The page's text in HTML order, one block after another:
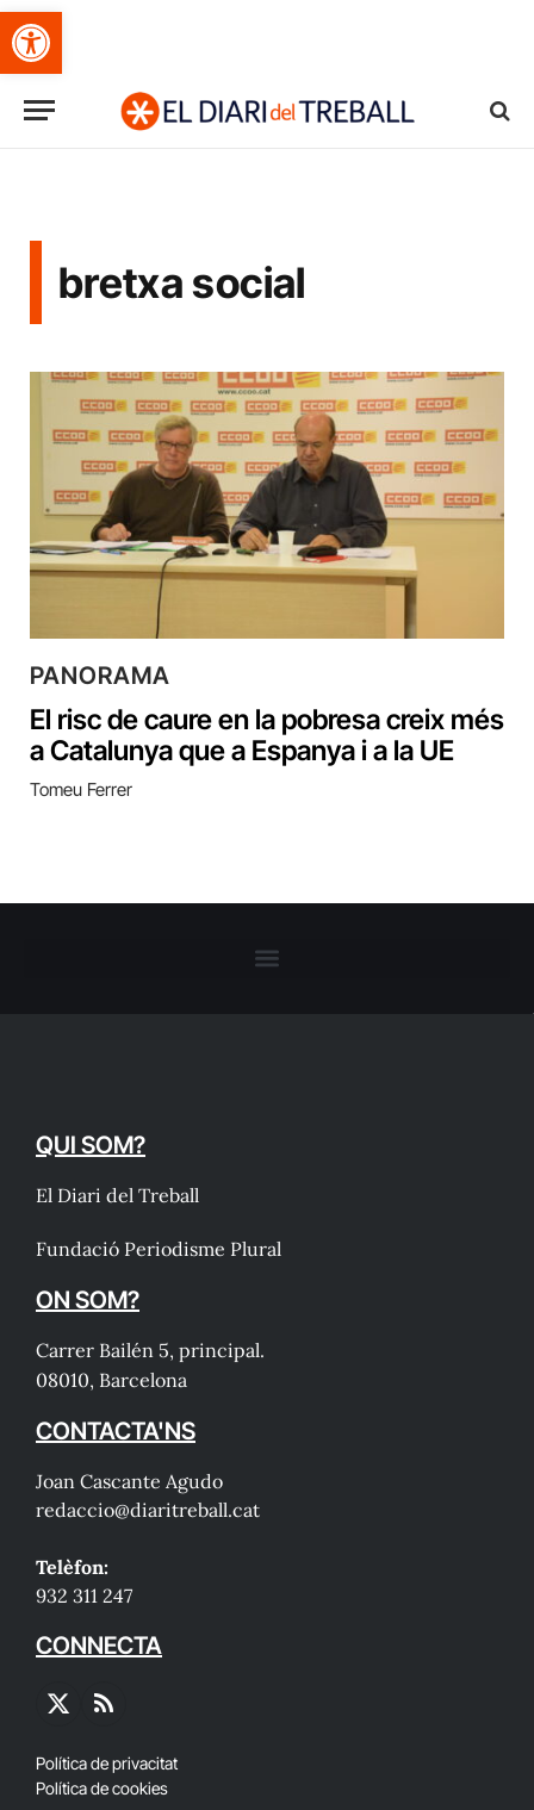
Obre la barra d'eines
bretxa social
PANORAMA
El risc de caure en la pobresa creix més
a Catalunya que a Espanya i a la UE
Tomeu Ferrer
QUI SOM?
El Diari del Treball
Fundació Periodisme Plural
ON SOM?
Carrer Bailén 5, principal.
08010, Barcelona
CONTACTA'NS
Joan Cascante Agudo
redaccio@diaritreball.cat
Telèfon:
932 311 247
CONNECTA
X
RSS
Política de privacitat
Política de cookies